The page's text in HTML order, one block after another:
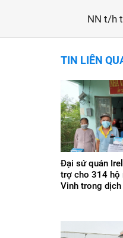
NN t/h
TIN LIÊN
Đại sứ quán
trợ cho 314 hộ
Vinh trong